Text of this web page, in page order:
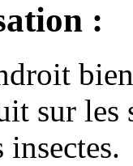
:
sur les
insectes.